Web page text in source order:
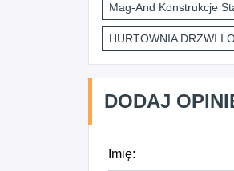
Mag-And Konstrukcje
HURTOWNIA DRZWI I
DODAJ
Imię: